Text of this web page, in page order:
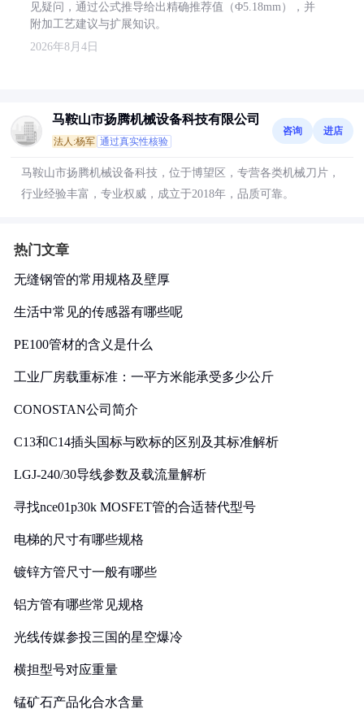
见疑问，通过公式推导给出精确推荐值（Φ5.18mm），并
附加工艺建议与扩展知识。
2026年8月4日
马鞍山市扬腾机械设备科技有限公司
法人:杨军 通过真实性核验
咨询 进店
马鞍山市扬腾机械设备科技，位于博望区，专营各类机械刀片，
行业经验丰富，专业权威，成立于2018年，品质可靠。
热门文章
无缝钢管的常用规格及壁厚
生活中常见的传感器有哪些呢
PE100管材的含义是什么
工业厂房载重标准：一平方米能承受多少公斤
CONOSTAN公司简介
C13和C14插头国标与欧标的区别及其标准解析
LGJ-240/30导线参数及载流量解析
寻找nce01p30k MOSFET管的合适替代型号
电梯的尺寸有哪些规格
镀锌方管尺寸一般有哪些
铝方管有哪些常见规格
光线传媒参投三国的星空爆冷
横担型号对应重量
锰矿石产品化合水含量